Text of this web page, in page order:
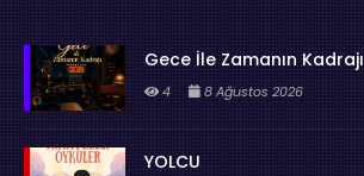
Gece İle Zamanın Kadrajı
4 8 Ağustos 2026
YOLCU